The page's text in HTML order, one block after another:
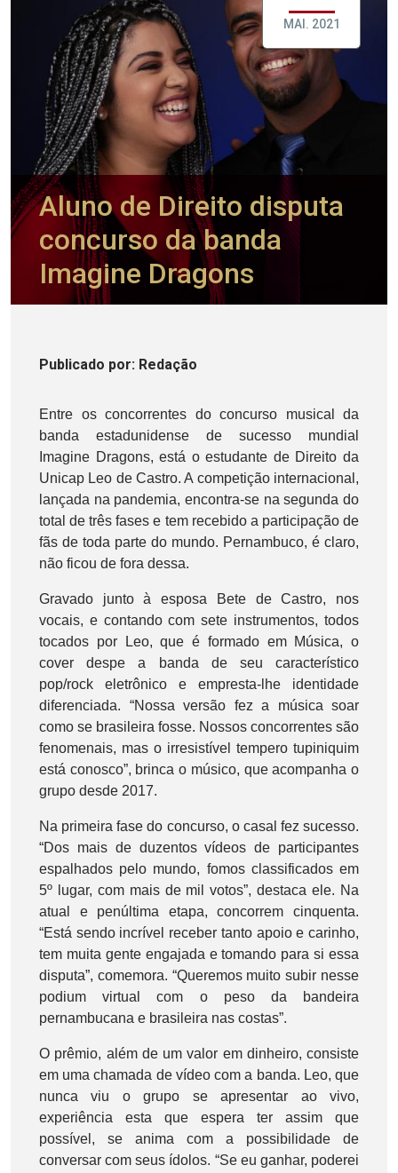
MAI. 2021
Aluno de Direito disputa
concurso da banda
Imagine Dragons
Publicado por: Redação
Entre os concorrentes do concurso musical da
banda estadunidense de sucesso mundial
Imagine Dragons, está o estudante de Direito da
Unicap Leo de Castro. A competição internacional,
lançada na pandemia, encontra-se na segunda do
total de três fases e tem recebido a participação de
fãs de toda parte do mundo. Pernambuco, é claro,
não ficou de fora dessa.
Gravado junto à esposa Bete de Castro, nos
vocais, e contando com sete instrumentos, todos
tocados por Leo, que é formado em Música, o
cover despe a banda de seu característico
pop/rock eletrônico e empresta-lhe identidade
diferenciada. “Nossa versão fez a música soar
como se brasileira fosse. Nossos concorrentes são
fenomenais, mas o irresistível tempero tupiniquim
está conosco”, brinca o músico, que acompanha o
grupo desde 2017.
Na primeira fase do concurso, o casal fez sucesso.
“Dos mais de duzentos vídeos de participantes
espalhados pelo mundo, fomos classificados em
5º lugar, com mais de mil votos”, destaca ele. Na
atual e penúltima etapa, concorrem cinquenta.
“Está sendo incrível receber tanto apoio e carinho,
tem muita gente engajada e tomando para si essa
disputa”, comemora. “Queremos muito subir nesse
podium virtual com o peso da bandeira
pernambucana e brasileira nas costas”.
O prêmio, além de um valor em dinheiro, consiste
em uma chamada de vídeo com a banda. Leo, que
nunca viu o grupo se apresentar ao vivo,
experiência esta que espera ter assim que
possível, se anima com a possibilidade de
conversar com seus ídolos. “Se eu ganhar, poderei